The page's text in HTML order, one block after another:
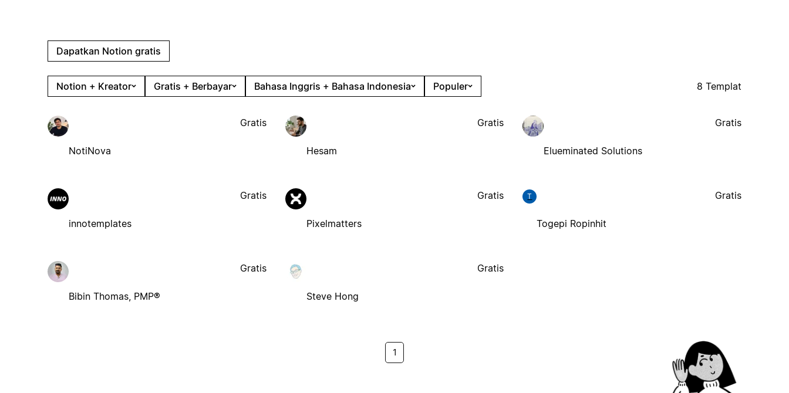
Dapatkan Notion gratis
Notion + Kreator Gratis + Berbayar Bahasa Inggris + Bahasa Indonesia Populer 8 Templat
NotiNova
Gratis
Hesam
Gratis
Elueminated Solutions
Gratis
innotemplates
Gratis
Pixelmatters
Gratis T
Togepi Ropinhit
Gratis
Bibin Thomas, PMP®
Gratis
Steve Hong
Gratis
1